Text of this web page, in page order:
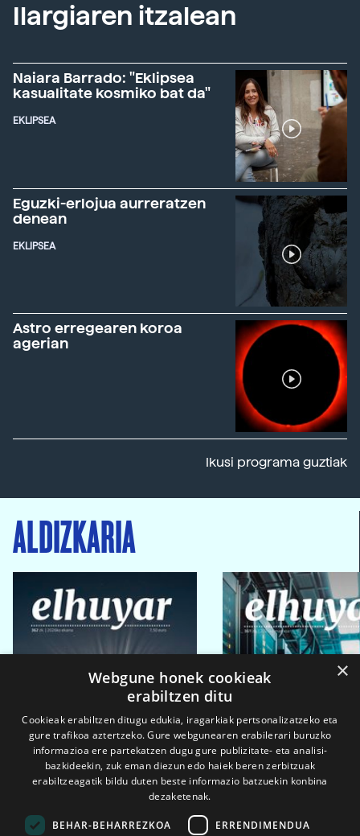
Ilargiaren itzalean
Naiara Barrado: "Eklipsea
kasualitate kosmiko bat da"
EKLIPSEA
Eguzki-erlojua aurreratzen
denean
EKLIPSEA
Astro erregearen koroa
agerian
Ikusi programa guztiak
ALDIZKARIA
×
Webgune honek cookieak
erabiltzen ditu
Cookieak erabiltzen ditugu edukia, iragarkiak pertsonalizatzeko eta
gure trafikoa aztertzeko. Gure webgunearen erabilerari buruzko
informazioa ere partekatzen dugu gure publizitate- eta analisi-
bazkideekin, zuk eman diezun edo haiek beren zerbitzuak
erabiltzeagatik bildu duten beste informazio batzuekin konbina
dezaketenak.
BEHAR-BEHARREZKOA ERRENDIMENDUA